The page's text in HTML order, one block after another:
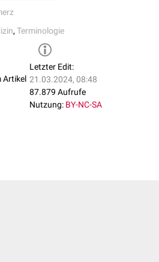
, Terminologie
Artikel
Letzter Edit:
21.03.2024, 08:48
87.879 Aufrufe
Nutzung: BY-NC-SA